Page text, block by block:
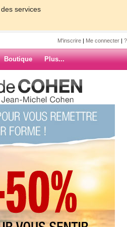
services
M'inscrire | Me connecter |
Boutique Plus...